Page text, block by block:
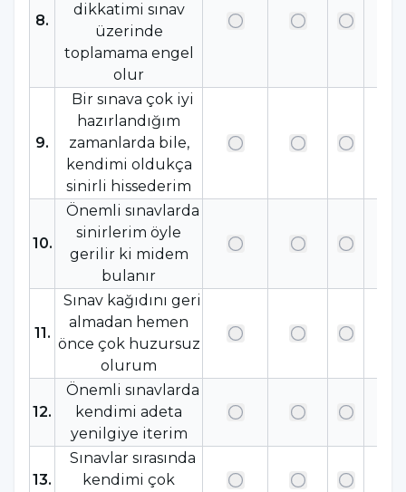
8.
dikkatimi sınav
üzerinde
toplamama engel
olur
9.
Bir sınava çok iyi
hazırlandığım
zamanlarda bile,
kendimi oldukça
sinirli hissederim
10.
Önemli sınavlarda
sinirlerim öyle
gerilir ki midem
bulanır
11.
Sınav kağıdını geri
almadan hemen
önce çok huzursuz
olurum
12.
Önemli sınavlarda
kendimi adeta
yenilgiye iterim
13.
Sınavlar sırasında
kendimi çok